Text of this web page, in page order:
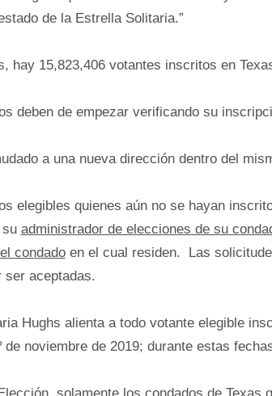
de la Estrella Solitaria.”
hay 15,823,406 votantes inscritos en
deben de empezar verificando su
a una nueva dirección dentro del
elegibles quienes aún no se hayan
administrador de elecciones de su
condadoen el cual residen. Las
ser aceptadas.
Hughs alienta a todo votante elegible
de noviembre de 2019; durante estas